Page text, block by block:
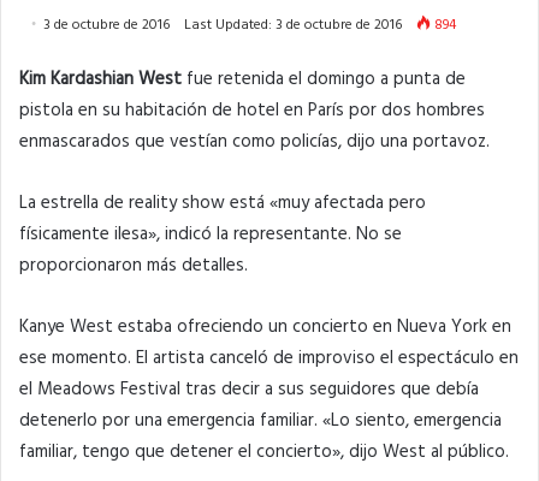
3 de octubre de 2016 Last Updated: 3 de octubre de 2016 894
Kim Kardashian West fue retenida el domingo a punta de
pistola en su habitación de hotel en París por dos hombres
enmascarados que vestían como policías, dijo una portavoz.
La estrella de reality show está «muy afectada pero
físicamente ilesa», indicó la representante. No se
proporcionaron más detalles.
Kanye West estaba ofreciendo un concierto en Nueva York en
ese momento. El artista canceló de improviso el espectáculo en
el Meadows Festival tras decir a sus seguidores que debía
detenerlo por una emergencia familiar. «Lo siento, emergencia
familiar, tengo que detener el concierto», dijo West al público.